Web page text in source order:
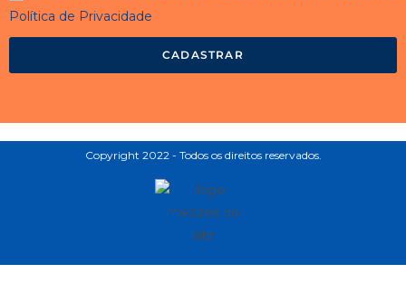
Política de Privacidade
CADASTRAR
Copyright 2022 - Todos os direitos reservados.